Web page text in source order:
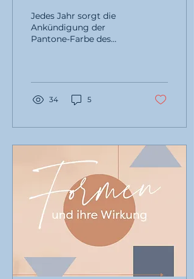
wirklich relevant? –
Mein kritischer Blick
Jedes Jahr sorgt die
Ankündigung der
Pantone-Farbe des
kreativer Anstoß,
34 5